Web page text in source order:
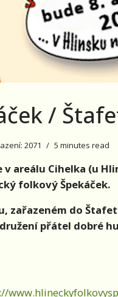
/
2071 5 minutes read
areálu Cihelka (u
folkový Špekáček.
zařazeném do
přátel dobré